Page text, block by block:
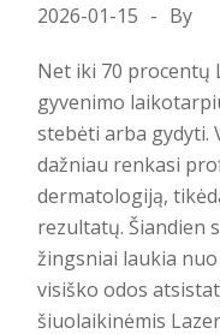
2026-01-15 By
Net iki 70 procentų
gyvenimo
stebėti arba gydyti.
dažniau renkasi
dermatologiją,
rezultatų. Šiandien
žingsniai laukia
visiško odos
šiuolaikinėmis